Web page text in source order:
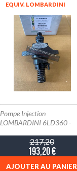
EQUIV. LOMBARDINI
0414060003 787180
540.6590.073
ED0065900730-S - EX.
540.6590.055 EX.
540.6590.065 PFE1Q607180
Pompe Injection
LOMBARDINI 6LD360 -
NPFE1Q60483 -
0414060003)
217,20
193,20 €
AJOUTER AU PANIER